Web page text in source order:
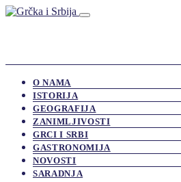
O NAMA
ISTORIJA
GEOGRAFIJA
ZANIMLJIVOSTI
GRCI I SRBI
GASTRONOMIJA
NOVOSTI
SARADNJA